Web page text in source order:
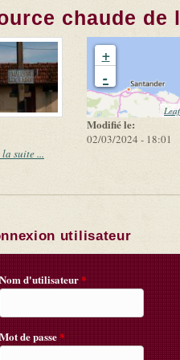
chaude de
+
-
Modifié le:
02/03/2024 - 18:01
suite ...
utilisateur
Nom d'utilisateur*
Mot de passe*